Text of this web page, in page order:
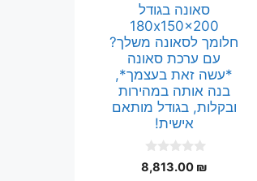
סאונה בגודל
180x150x200
חלומך לסאונה משלך?
עם ערכת סאונה
*עשה זאת בעצמך*,
בנה אותה במהירות
ובקלות, בגודל מותאם
אישית!
0
o
8,813.00 ₪